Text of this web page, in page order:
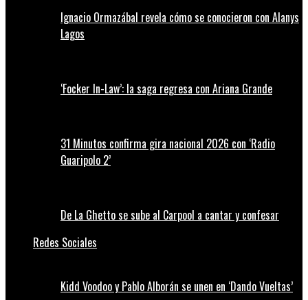
Ignacio Ormazábal revela cómo se conocieron con Alanys
Lagos
‘Focker In-Law’: la saga regresa con Ariana Grande
31 Minutos confirma gira nacional 2026 con ‘Radio
Guaripolo 2’
De La Ghetto se sube al Carpool a cantar y confesar
Redes Sociales
Kidd Voodoo y Pablo Alborán se unen en ‘Dando Vueltas’